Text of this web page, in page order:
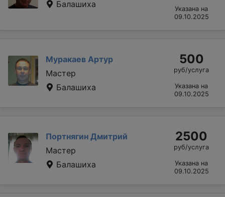
Балашиха
Указана на
09.10.2025
Муракаев Артур
Мастер
Балашиха
500
руб/услуга
Указана на
09.10.2025
Портнягин Дмитрий
Мастер
Балашиха
2500
руб/услуга
Указана на
09.10.2025